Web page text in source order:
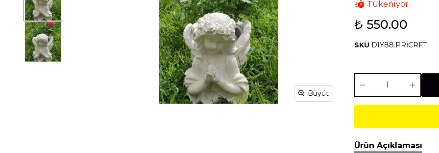
Ev Gereçleri
Hırdavat
Malzemeleri
Isıtma Soğutma Makineler
Seramik
Temel İnşaat
Malzemeleri
Tesisat
Malzemeleri
Büyüt
Tükeniyor
₺ 550.00
SKU DIY88.PRİCRFT
Ürün Açıklaması